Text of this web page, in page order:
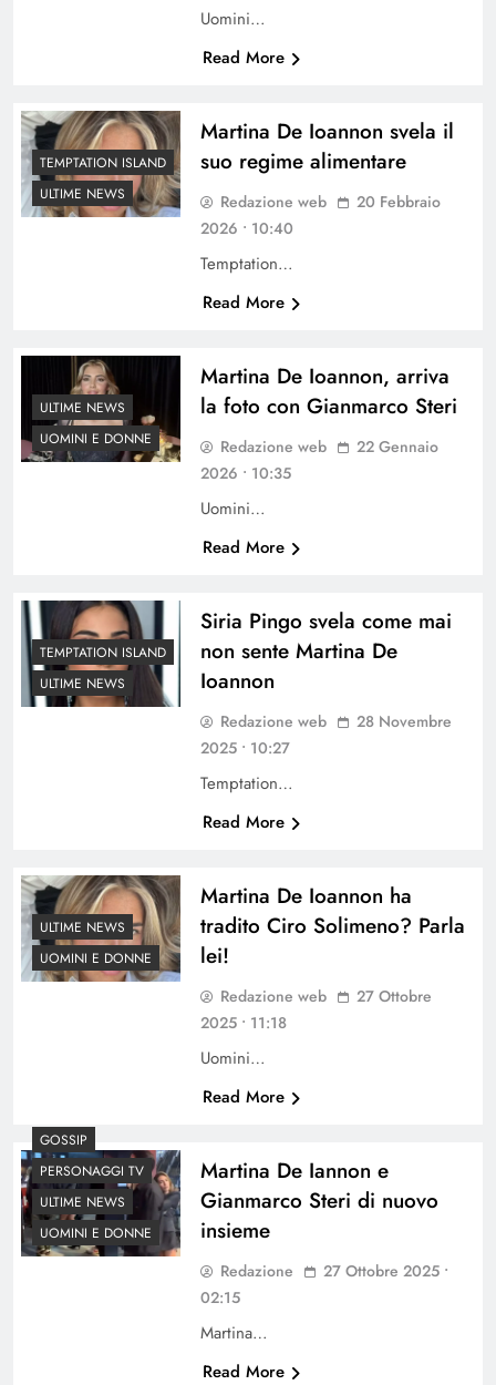
Uomini…
Read More
TEMPTATION ISLAND
ULTIME NEWS
Martina De Ioannon svela il
suo regime alimentare
Redazione web
20 Febbraio
2026 • 10:40
Temptation…
Read More
ULTIME NEWS
UOMINI E DONNE
Martina De Ioannon, arriva
la foto con Gianmarco Steri
Redazione web
22 Gennaio
2026 • 10:35
Uomini…
Read More
TEMPTATION ISLAND
ULTIME NEWS
Siria Pingo svela come mai
non sente Martina De
Ioannon
Redazione web
28 Novembre
2025 • 10:27
Temptation…
Read More
ULTIME NEWS
UOMINI E DONNE
Martina De Ioannon ha
tradito Ciro Solimeno? Parla
lei!
Redazione web
27 Ottobre
2025 • 11:18
Uomini…
Read More
GOSSIP
PERSONAGGI TV
ULTIME NEWS
UOMINI E DONNE
Martina De Iannon e
Gianmarco Steri di nuovo
insieme
Redazione
27 Ottobre 2025 •
02:15
Martina…
Read More